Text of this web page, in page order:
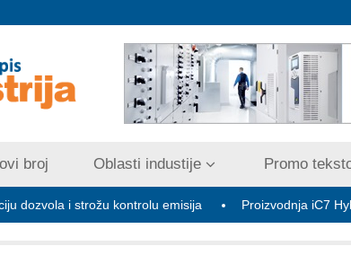
broj Oblasti industije Promo
kontrolu emisija Proizvodnja iC7 Hybrid 1500